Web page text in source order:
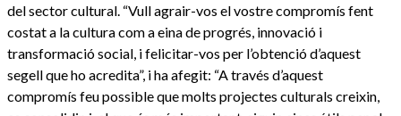
del sector cultural. “Vull agrair-vos el vostre compromís fent
costat a la cultura com a eina de progrés, innovació i
transformació social, i felicitar-vos per l’obtenció d’aquest
segell que ho acredita”, i ha afegit: “A través d’aquest
compromís feu possible que molts projectes culturals creixin,